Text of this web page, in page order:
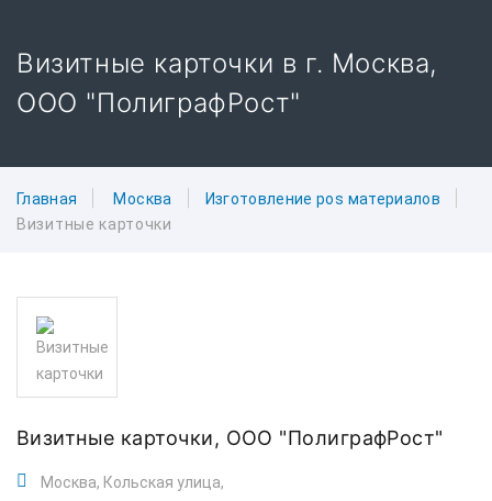
Визитные карточки в г. Москва,
ООО "ПолиграфРост"
Главная Москва
Изготовление pos материалов
Визитные карточки
Визитные карточки, ООО "ПолиграфРост"
Москва, Кольская улица,